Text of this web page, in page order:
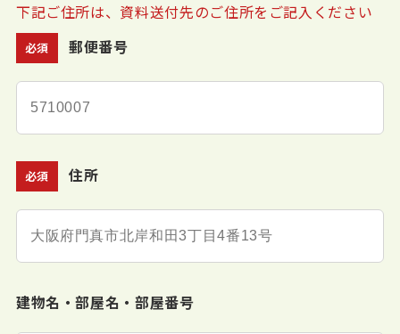
下記ご住所は、資料送付先のご住所をご記入ください
必須 郵便番号
必須 住所
建物名・部屋名・部屋番号